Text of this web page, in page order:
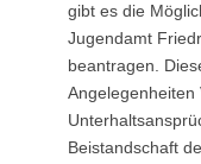
gibt es die
Jugendamt
beantragen.
Angelegenheiten
Beistandschaft